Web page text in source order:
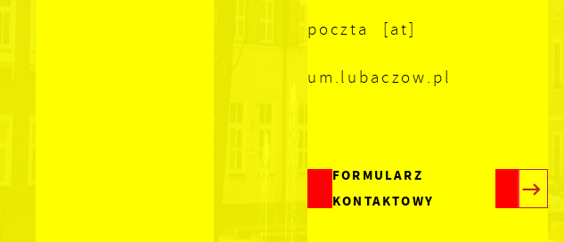
poczta [at]
um.lubaczow.pl
FORMULARZ
KONTAKTOWY